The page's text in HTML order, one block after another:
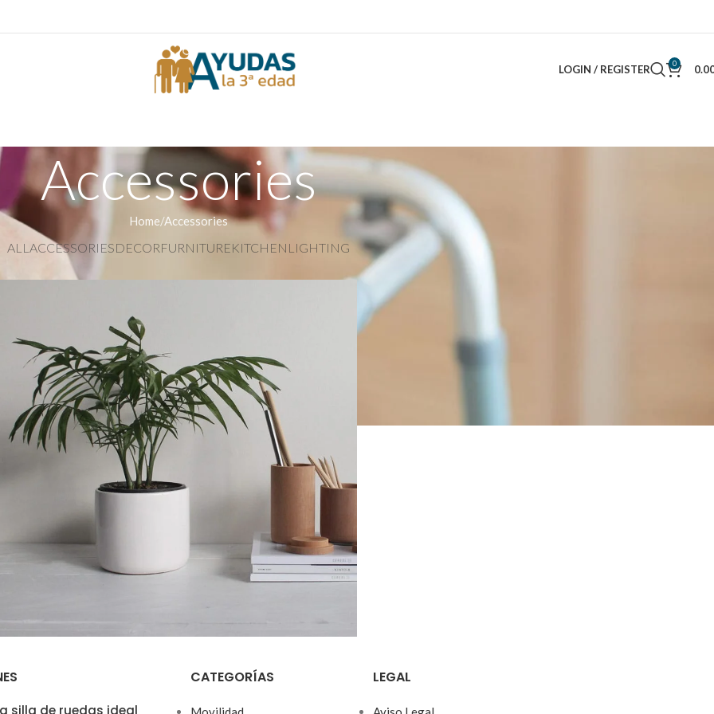
LOGIN / REGISTER 0
Accessories
Home Accessories
ALL ACCESSORIESDECORFURNITUREKITCHEN LIGHTING
Potenti parturient parturie
silla de ruedas ideal
CATEGORÍAS LEGAL